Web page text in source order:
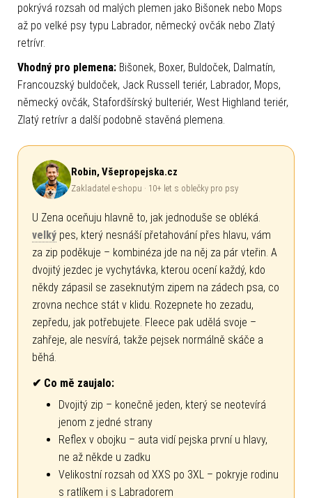
pokrývá rozsah od malých plemen jako Bišonek nebo Mops
až po velké psy typu Labrador, německý ovčák nebo Zlatý
retrívr.
Vhodný pro plemena: Bišonek, Boxer, Buldoček, Dalmatín,
Francouzský buldoček, Jack Russell teriér, Labrador, Mops,
německý ovčák, Stafordšírský bulteriér, West Highland teriér,
Zlatý retrívr a další podobně stavěná plemena.
Robin, Všepropejska.cz
Zakladatel e-shopu · 10+ let s oblečky pro psy
U Zena oceňuju hlavně to, jak jednoduše se obléká.
velký pes, který nesnáší přetahování přes hlavu, vám
za zip poděkuje – kombinéza jde na něj za pár vteřin. A
dvojitý jezdec je vychytávka, kterou ocení každý, kdo
někdy zápasil se zaseknutým zipem na zádech psa, co
zrovna nechce stát v klidu. Rozepnete ho zezadu,
zepředu, jak potřebujete. Fleece pak udělá svoje –
zahřeje, ale nesvírá, takže pejsek normálně skáče a
běhá.
✔ Co mě zaujalo:
Dvojitý zip – konečně jeden, který se neotevírá
jenom z jedné strany
Reflex v obojku – auta vidí pejska první u hlavy,
ne až někde u zadku
Velikostní rozsah od XXS po 3XL – pokryje rodinu
s ratlíkem i s Labradorem